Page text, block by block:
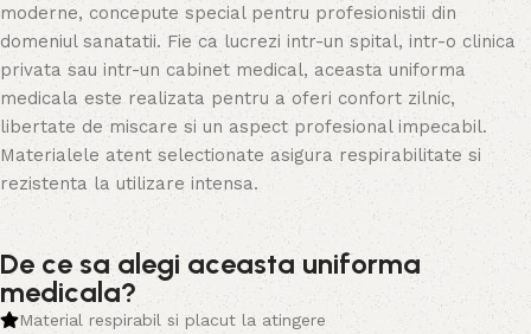
moderne, concepute special pentru profesionistii din
domeniul sanatatii. Fie ca lucrezi intr-un spital, intr-o clinica
privata sau intr-un cabinet medical, aceasta uniforma
medicala este realizata pentru a oferi confort zilnic,
libertate de miscare si un aspect profesional impecabil.
Materialele atent selectionate asigura respirabilitate si
rezistenta la utilizare intensa.
De ce sa alegi aceasta uniforma
medicala?
Material respirabil si placut la atingere